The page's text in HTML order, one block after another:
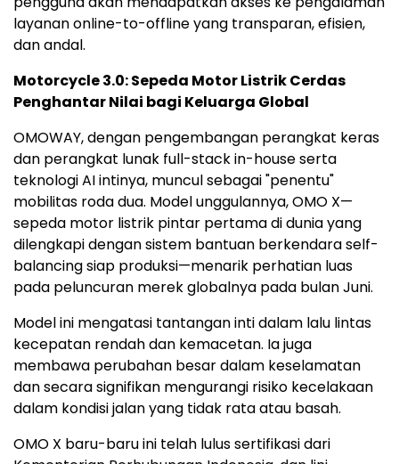
layanan online-to-offline yang transparan, efisien,
dan andal.
Motorcycle 3.0: Sepeda Motor Listrik Cerdas
Penghantar Nilai bagi Keluarga Global
OMOWAY, dengan pengembangan perangkat keras
dan perangkat lunak full-stack in-house serta
teknologi AI intinya, muncul sebagai "penentu"
mobilitas roda dua. Model unggulannya, OMO X—
sepeda motor listrik pintar pertama di dunia yang
dilengkapi dengan sistem bantuan berkendara self-
balancing siap produksi—menarik perhatian luas
pada peluncuran merek globalnya pada bulan Juni.
Model ini mengatasi tantangan inti dalam lalu lintas
kecepatan rendah dan kemacetan. Ia juga
membawa perubahan besar dalam keselamatan
dan secara signifikan mengurangi risiko kecelakaan
dalam kondisi jalan yang tidak rata atau basah.
OMO X baru-baru ini telah lulus sertifikasi dari